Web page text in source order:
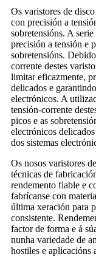
Os varistores de
con precisión a
sobretensións. A
precisión a tensión e
sobretensións.
corrente destes
limitar eficazmente,
delicados e
electrónicos. A
tensión-corrente
picos e as
electrónicos
dos sistemas
Os nosos varistores
técnicas de
rendemento fiable e
fabrícanse con
última xeración para
consistente.
factor de forma e á
nunha variedade de
hostiles e aplicacións